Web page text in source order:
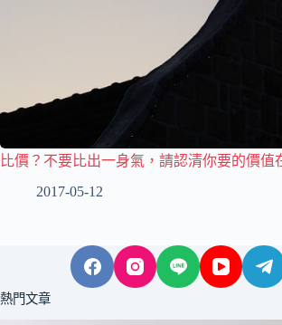
比價？不要比出一身氣，請認清你要的價值
2017-05-12
熱門文章